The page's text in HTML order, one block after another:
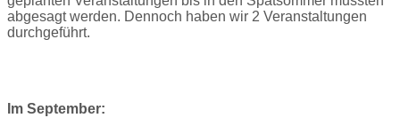
abgesagt werden. Dennoch haben wir 2 Veranstaltungen
durchgeführt.
Im September: